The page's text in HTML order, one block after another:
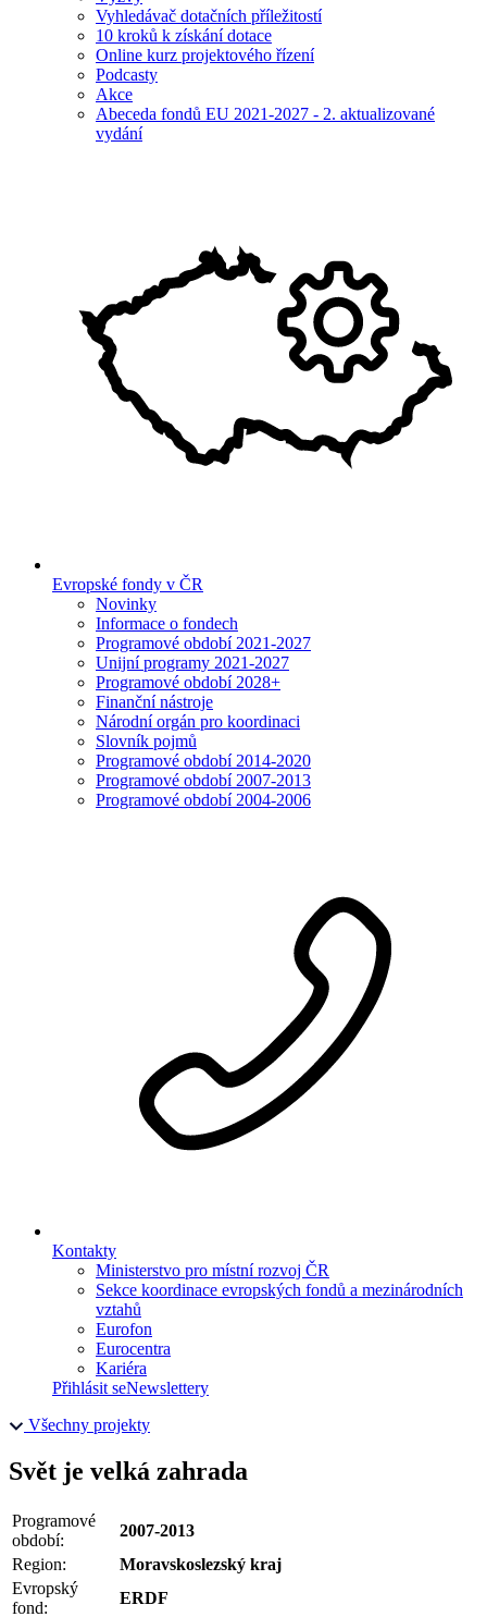
Vyhledávač dotačních příležitostí
10 kroků k získání dotace
Online kurz projektového řízení
Podcasty
Akce
Abeceda fondů EU 2021-2027 - 2. aktualizované
vydání
Evropské fondy v ČR
Novinky
Informace o fondech
Programové období 2021-2027
Unijní programy 2021-2027
Programové období 2028+
Finanční nástroje
Národní orgán pro koordinaci
Slovník pojmů
Programové období 2014-2020
Programové období 2007-2013
Programové období 2004-2006
Kontakty
Ministerstvo pro místní rozvoj ČR
Sekce koordinace evropských fondů a mezinárodních
vztahů
Eurofon
Eurocentra
Kariéra
Přihlásit seNewslettery
Všechny projekty
Svět je velká zahrada
Programové
období:
2007-2013
Region:
Moravskoslezský kraj
Evropský
fond:
ERDF